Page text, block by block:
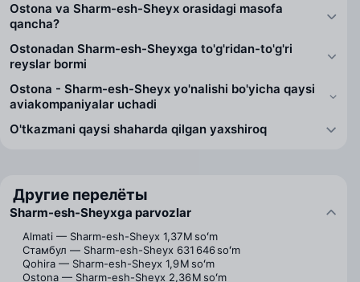
Ostona va Sharm-esh-Sheyx orasidagi masofa
qancha?
Ostonadan Sharm-esh-Sheyxga to'g'ridan-to'g'ri
reyslar bormi
Ostona - Sharm-esh-Sheyx yo'nalishi bo'yicha qaysi
aviakompaniyalar uchadi
O'tkazmani qaysi shaharda qilgan yaxshiroq
Другие перелёты
Sharm-esh-Sheyxga parvozlar
Almati — Sharm-esh-Sheyx 1,37 M soʻm
Стамбул — Sharm-esh-Sheyx 631 646 soʻm
Qohira — Sharm-esh-Sheyx 1,9 M soʻm
Ostona — Sharm-esh-Sheyx 2,36 M soʻm